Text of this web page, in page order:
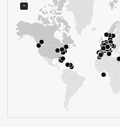
−